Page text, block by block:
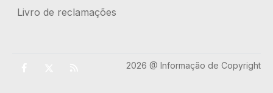
Livro de reclamações
2026 @ Informação de Copyright